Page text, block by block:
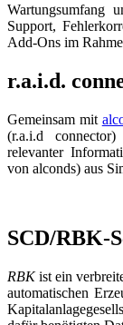
Wartungsumfang
Support,
Add-Ons im
r.a.i.d.
Gemeinsam mit
(r.a.i.d
relevanter
von alconds) aus
SCD/RBK-
RBKist ein
automatischen